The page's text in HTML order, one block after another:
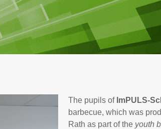
The pupils of ImPULS-
barbecue, which was
Rath as part of the youth